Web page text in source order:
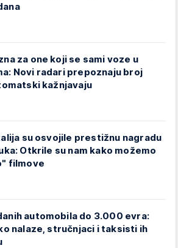
za one koji se sami voze u
Novi radari prepoznaju broj
kažnjavaju
su osvojile prestižnu nagradu
Otkrile su nam kako možemo
filmove
automobila do 3.000 evra:
nalaze, stručnjaci i taksisti ih